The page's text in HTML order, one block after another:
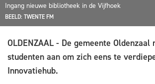
Ingang nieuwe bibliotheek in de Vijfhoek
BEELD: TWENTE FM
OLDENZAAL - De gemeente Oldenzaal
studenten aan om zich eens te
Innovatiehub.